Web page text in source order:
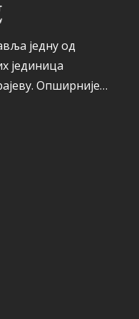
једну од
јединица
Опширније…